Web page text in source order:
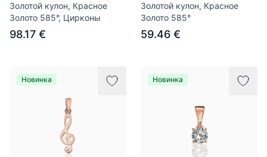
Золотой кулон, Красное
Золото 585°, Цирконы
98.17 €
Золотой кулон, Красное
Золото 585°
59.46 €
Новинка Новинка